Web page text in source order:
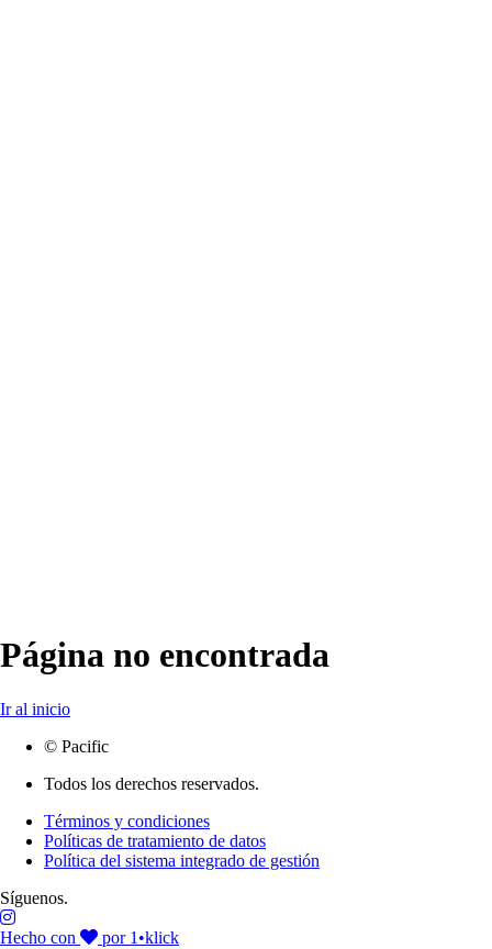
Página no encontrada
Ir al inicio
© Pacific
Todos los derechos reservados.
Términos y condiciones
Políticas de tratamiento de datos
Política del sistema integrado de gestión
Síguenos.
Hecho con por 1•klick